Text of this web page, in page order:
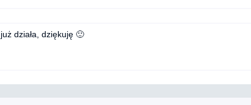
już działa, dziękuję 🙂